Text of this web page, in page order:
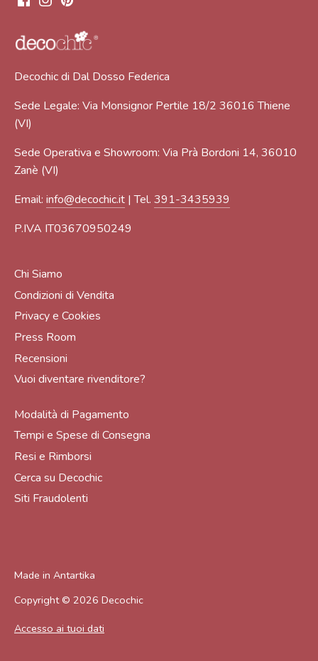
Decochic di Dal Dosso Federica
Sede Legale: Via Monsignor Pertile 18/2 36016 Thiene
(VI)
Sede Operativa e Showroom: Via Prà Bordoni 14, 36010
Zanè (VI)
Email: info@decochic.it | Tel. 391-3435939
P.IVA IT03670950249
Chi Siamo
Condizioni di Vendita
Privacy e Cookies
Press Room
Recensioni
Vuoi diventare rivenditore?
Modalità di Pagamento
Tempi e Spese di Consegna
Resi e Rimborsi
Cerca su Decochic
Siti Fraudolenti
Made in Antartika
Copyright © 2026 Decochic
Accesso ai tuoi dati